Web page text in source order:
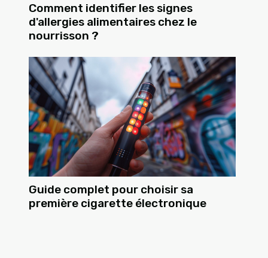
Comment identifier les signes
d'allergies alimentaires chez le
nourrisson ?
Guide complet pour choisir sa
première cigarette électronique